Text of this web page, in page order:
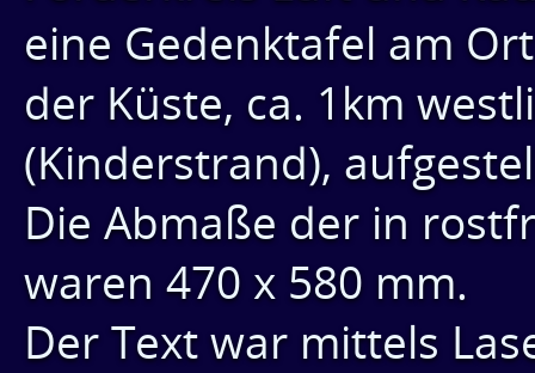
eine Gedenktafel am
der Küste, ca. 1km
(Kinderstrand),
Die Abmaße der in
waren 470 x 580 mm.
Der Text war mittels